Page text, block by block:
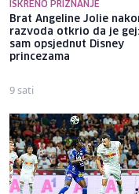
ISKRENO PRIZNANJE
Brat Angeline Jolie
razvoda otkrio da je
sam opsjednut Disney
princezama
9 sati